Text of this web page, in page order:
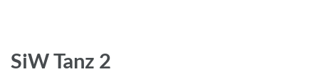
SiW Tanz 2